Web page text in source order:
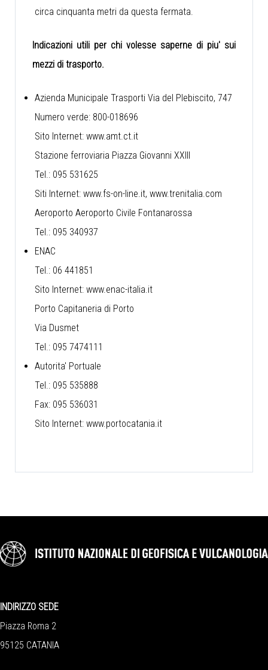
circa cinquanta metri da questa fermata.
Indicazioni utili per chi volesse saperne di piu' sui
mezzi di trasporto.
Azienda Municipale Trasporti Via del Plebiscito, 747
Numero verde: 800-018696
Sito Internet: www.amt.ct.it
Stazione ferroviaria Piazza Giovanni XXIII
Tel.: 095 531625
Siti Internet: www.fs-on-line.it, www.trenitalia.com
Aeroporto Aeroporto Civile Fontanarossa
Tel.: 095 340937
ENAC
Tel.: 06 441851
Sito Internet: www.enac-italia.it
Porto Capitaneria di Porto
Via Dusmet
Tel.: 095 7474111
Autorita' Portuale
Tel.: 095 535888
Fax: 095 536031
Sito Internet: www.portocatania.it
INDIRIZZO SEDE
Piazza Roma 2
95125 CATANIA